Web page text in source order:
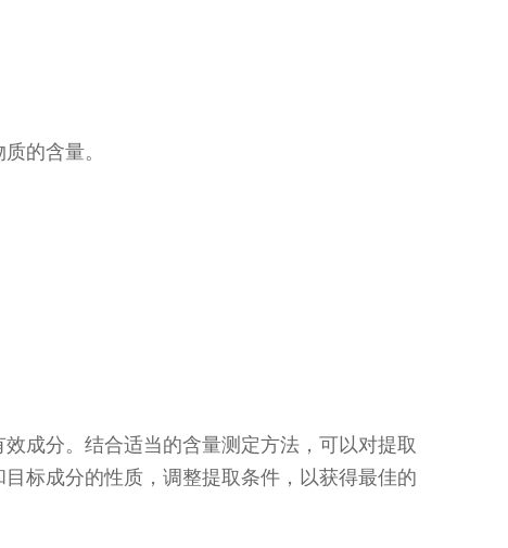
质的含量。
成分。结合适当的含量测定方法，可以对提取
标成分的性质，调整提取条件，以获得最佳的